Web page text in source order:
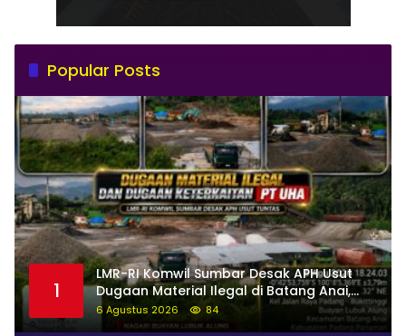
Popular Posts
1
LMR-RI Komwil Sumbar Desak APH Usut
Dugaan Material Ilegal di Batang Anai,
Dugaan Keterkaitan PT UHA Diminta
Diselidiki Tuntas
6 Agustus 2026 84